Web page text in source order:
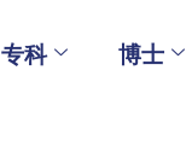
专科 博士